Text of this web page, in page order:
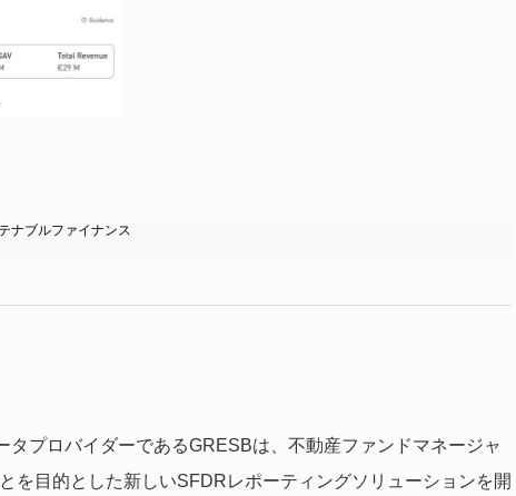
ナブルファイナンス
プロバイダーであるGRESBは、不動産ファンドマネージャ
を目的とした新しいSFDRレポーティングソリューションを開